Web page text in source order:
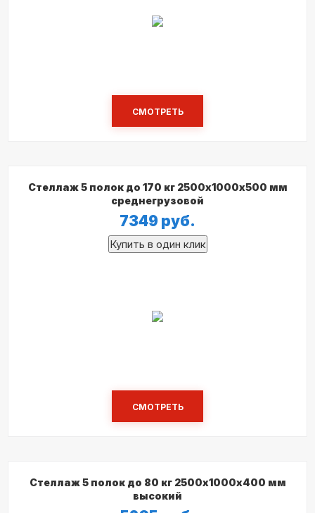
СМОТРЕТЬ
Стеллаж 5 полок до 170 кг 2500х1000х500 мм
среднегрузовой
7349 руб.
СМОТРЕТЬ
Стеллаж 5 полок до 80 кг 2500х1000х400 мм
высокий